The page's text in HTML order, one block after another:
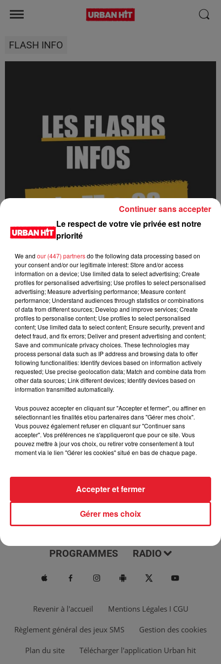
FLASH INFO
0:00 2 min 5 sec
21 avril 2023 - 2 min 5 sec
URBANNEWS 07H01 du 21.04.2023
Retrouvez nos podcasts ici.
ACTUS MUSIQUES
PROGRAMMES RADIO
Revenir à l'accueil Mentions Légales I CGU
Règlement général des jeux SMS Gestion des cookies
Plan du site Télécharger l'application Urban hit
Le respect de votre vie privée est notre
priorité
We and our (447) partnersdo the following data processing based on
your consent and/or our legitimate interest: Store and/or access
information on a device; Use limited data to select advertising; Create
profiles for personalised advertising; Use profiles to select personalised
advertising; Measure advertising performance; Measure content
performance; Understand audiences through statistics or combinations
of data from different sources; Develop and improve services; Create
profiles to personalise content; Use profiles to select personalised
content; Use limited data to select content; Ensure security, prevent and
detect fraud, and fix errors; Deliver and present advertising and content;
Save and communicate privacy choices. These technologies may
process personal data such as IP address and browsing data to offer
following functionalities: Identify devices based on information actively
requested; Use precise geolocation data; Match and combine data from
other data sources; Link different devices; Identify devices based on
information transmitted automatically.
Vous pouvez accepter en cliquant sur "Accepter et fermer", ou affiner en
sélectionnant les finalités et/ou partenaires dans "Gérer mes choix".
Vous pouvez également refuser en cliquant sur "Continuer sans
accepter". Vos préférences ne s'appliqueront que pour ce site. Vous
pouvez mettre à jour vos choix, ou retirer votre consentement à tout
moment via le lien "Gérer les cookies" situé en bas de chaque page.
Gérer mes choix
Accepter et fermer
Continuer sans accepter